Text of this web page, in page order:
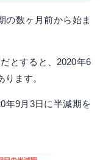
の数ヶ月前から始ま
とすると、2020年6
ます。
年9月3日に半減期を